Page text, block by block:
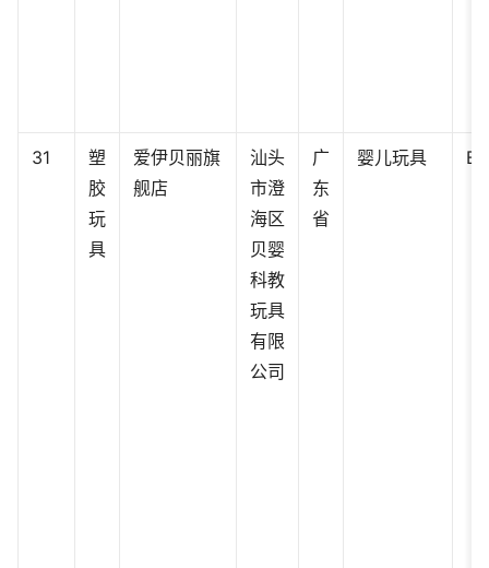
31
塑
胶
玩
具
爱伊贝丽旗
舰店
汕头
市澄
海区
贝婴
科教
玩具
有限
公司
广
东
省
婴儿玩具